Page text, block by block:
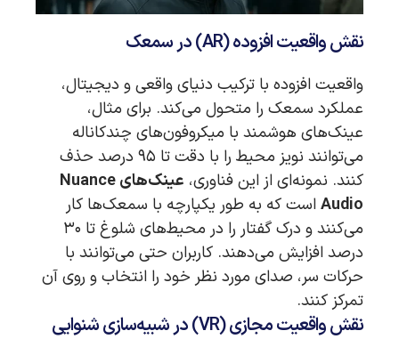
نقش واقعیت افزوده (AR) در سمعک
واقعیت افزوده با ترکیب دنیای واقعی و دیجیتال،
عملکرد سمعک را متحول می‌کند. برای مثال،
عینک‌های هوشمند با میکروفون‌های چندکاناله
می‌توانند نویز محیط را با دقت تا ۹۵ درصد حذف
کنند. نمونه‌ای از این فناوری،
عینک‌های Nuance
Audioاست که به طور یکپارچه با سمعک‌ها کار
می‌کنند و درک گفتار را در محیط‌های شلوغ تا ۳۰
درصد افزایش می‌دهند. کاربران حتی می‌توانند با
حرکات سر، صدای مورد نظر خود را انتخاب و روی آن
تمرکز کنند.
نقش واقعیت مجازی (VR) در شبیه‌سازی شنوایی